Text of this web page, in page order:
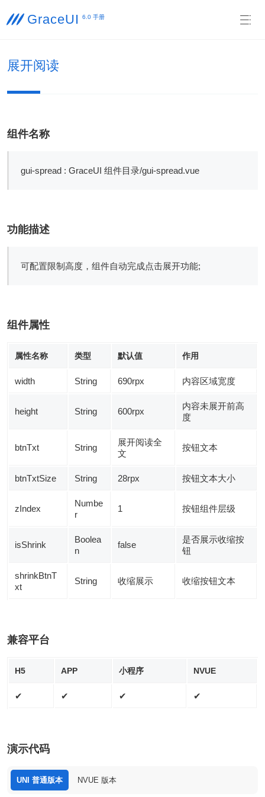
 GraceUI 6.0 手册 
展开阅读
组件名称
gui-spread : GraceUI 组件目录/gui-spread.vue
功能描述
可配置限制高度，组件自动完成点击展开功能;
组件属性
属性名称 类型 默认值 作用
width String 690rpx 内容区域宽度
height String 600rpx
内容未展开前高
度
btnTxt String
展开阅读全
文
按钮文本
btnTxtSize String 28rpx 按钮文本大小
zIndex
Numbe
r
1 按钮组件层级
isShrink
Boolea
n
false
是否展示收缩按
钮
shrinkBtnT
xt
String 收缩展示 收缩按钮文本
兼容平台
H5 APP 小程序 NVUE
✔ ✔ ✔ ✔
演示代码
UNI 普通版本 NVUE 版本